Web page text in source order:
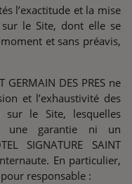
l’exactitude et la mise
le Site, dont elle se
et sans préavis,
GERMAIN DES PRES ne
et l’exhaustivité des
sur le Site, lesquelles
une garantie ni un
SIGNATURE SAINT
En particulier,
responsable :